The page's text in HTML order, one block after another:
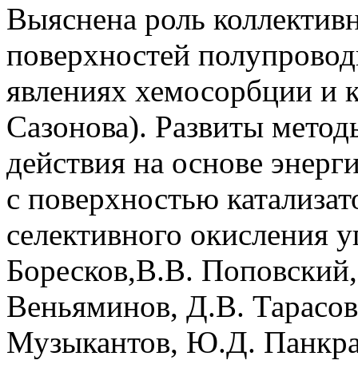
Выяснена роль
поверхностей
явлениях хемосорбции
Сазонова). Развиты
действия на основе
с поверхностью
селективного окисления
Боресков,В.В.
Веньяминов, Д.В.
Музыкантов, Ю.Д.